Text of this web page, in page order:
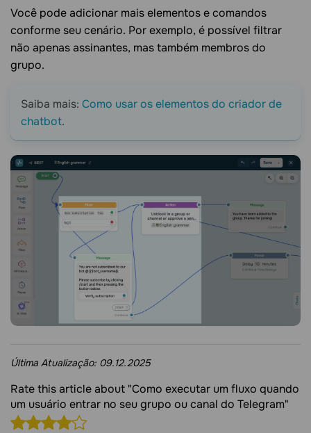
Você pode adicionar mais elementos e comandos
conforme seu cenário. Por exemplo, é possível filtrar
não apenas assinantes, mas também membros do
grupo.
Saiba mais: Como usar os elementos do criador de
chatbot.
Última Atualização: 09.12.2025
Rate this article about "Como executar um fluxo quando
um usuário entrar no seu grupo ou canal do Telegram"